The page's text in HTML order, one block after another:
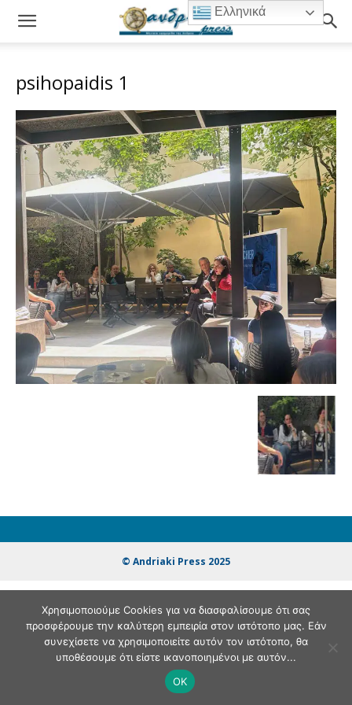
psihopaidis 1
© Andriaki Press 2025
Ελληνικά
Χρησιμοποιούμε Cookies για να διασφαλίσουμε ότι σας
προσφέρουμε την καλύτερη εμπειρία στον ιστότοπο μας. Εάν
συνεχίσετε να χρησιμοποιείτε αυτόν τον ιστότοπο, θα
υποθέσουμε ότι είστε ικανοποιημένοι με αυτόν...
OK